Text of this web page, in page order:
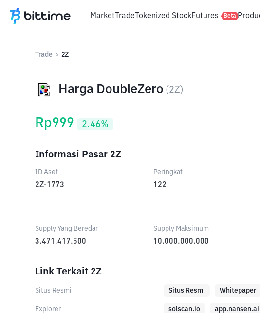
MarketTradeTokenized StockFutures Beta
Trade > 2Z
Harga DoubleZero (2Z)
Rp999 2.46%
Informasi Pasar 2Z
ID Aset
2Z-1773
Peringkat
122
Supply Yang Beredar
3.471.417.500
Supply Maksimum
10.000.000.000
Link Terkait 2Z
Situs Resmi Situs Resmi Whitepaper
Explorer solscan.io app.nansen.ai